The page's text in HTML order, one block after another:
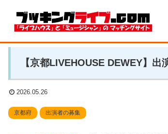
【京都LIVEHOUSE DEWEY】出
2026.05.26
京都府 出演者の募集